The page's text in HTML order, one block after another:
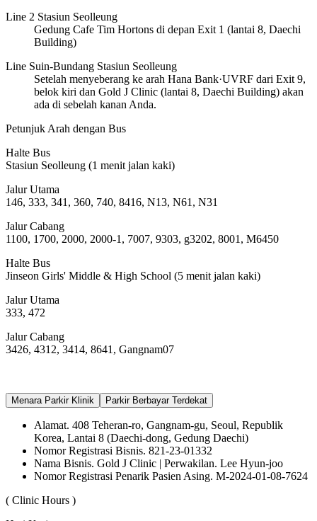
Line 2 Stasiun Seolleung
Gedung Cafe Tim Hortons di depan Exit 1 (lantai 8, Daechi
Building)
Line Suin-Bundang Stasiun Seolleung
Setelah menyeberang ke arah Hana Bank·UVRF dari Exit 9,
belok kiri dan Gold J Clinic (lantai 8, Daechi Building) akan
ada di sebelah kanan Anda.
Petunjuk Arah dengan Bus
Halte Bus
Stasiun Seolleung (1 menit jalan kaki)
Jalur Utama
146, 333, 341, 360, 740, 8416, N13, N61, N31
Jalur Cabang
1100, 1700, 2000, 2000-1, 7007, 9303, g3202, 8001, M6450
Halte Bus
Jinseon Girls' Middle & High School (5 menit jalan kaki)
Jalur Utama
333, 472
Jalur Cabang
3426, 4312, 3414, 8641, Gangnam07
Menara Parkir Klinik Parkir Berbayar Terdekat
Alamat. 408 Teheran-ro, Gangnam-gu, Seoul, Republik
Korea, Lantai 8 (Daechi-dong, Gedung Daechi)
Nomor Registrasi Bisnis. 821-23-01332
Nama Bisnis. Gold J Clinic | Perwakilan. Lee Hyun-joo
Nomor Registrasi Penarik Pasien Asing. M-2024-01-08-7624
( Clinic Hours )